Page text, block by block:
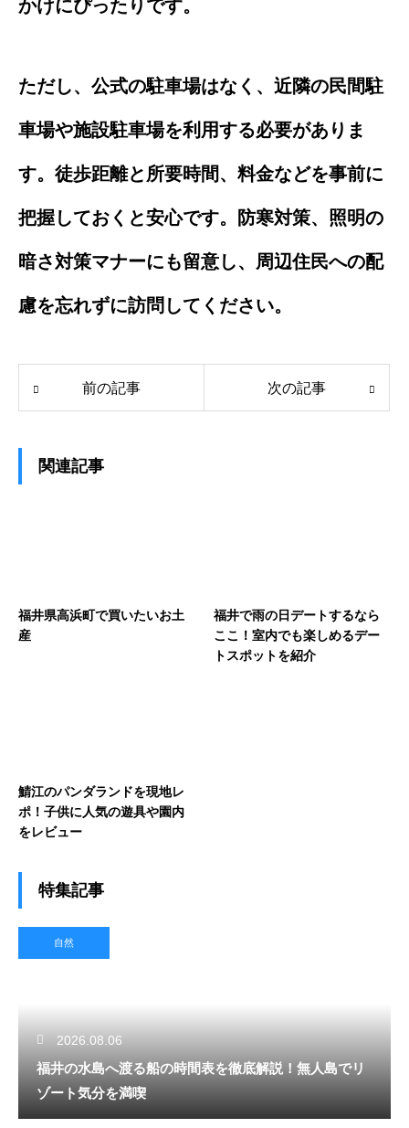
かけにぴったりです。
ただし、公式の駐車場はなく、近隣の民間駐
車場や施設駐車場を利用する必要がありま
す。徒歩距離と所要時間、料金などを事前に
把握しておくと安心です。防寒対策、照明の
暗さ対策マナーにも留意し、周辺住民への配
慮を忘れずに訪問してください。
前の記事 次の記事
関連記事
福井県高浜町で買いたいお土
産
福井で雨の日デートするなら
ここ！室内でも楽しめるデー
トスポットを紹介
鯖江のパンダランドを現地レ
ポ！子供に人気の遊具や園内
をレビュー
特集記事
自然
2026.08.06
福井の水島へ渡る船の時間表を徹底解説！無人島でリ
ゾート気分を満喫